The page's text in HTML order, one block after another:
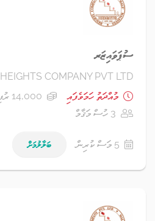
ސުޕަވައިޒަރ
HEIGHTS COMPANY PVT LTD
މުއްދަތު ހަމަވެފައި
14,000 ރުފިޔާ - 16,000 ރުފިޔާ
3 ހުސް މަޤާމް
5 މަސް ކުރިން ބަލާލުމަށް